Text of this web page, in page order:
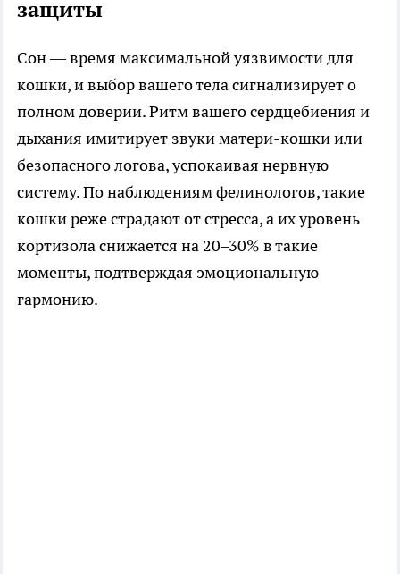
защиты
Сон — время максимальной уязвимости для
кошки, и выбор вашего тела сигнализирует о
полном доверии. Ритм вашего сердцебиения и
дыхания имитирует звуки матери-кошки или
безопасного логова, успокаивая нервную
систему. По наблюдениям фелинологов, такие
кошки реже страдают от стресса, а их уровень
кортизола снижается на 20–30% в такие
моменты, подтверждая эмоциональную
гармонию.